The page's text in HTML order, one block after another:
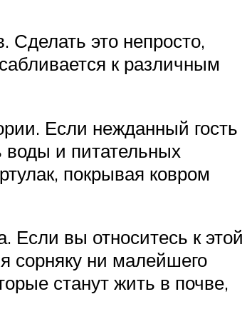
Сделать это непросто,
к различным
Если нежданный гость
воды и питательных
покрывая ковром
Если вы относитесь к этой
сорняку ни малейшего
станут жить в почве,